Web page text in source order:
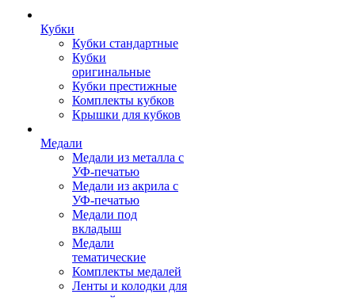
Кубки
Кубки стандартные
Кубки
оригинальные
Кубки престижные
Комплекты кубков
Крышки для кубков
Медали
Медали из металла с
УФ-печатью
Медали из акрила с
УФ-печатью
Медали под
вкладыш
Медали
тематические
Комплекты медалей
Ленты и колодки для